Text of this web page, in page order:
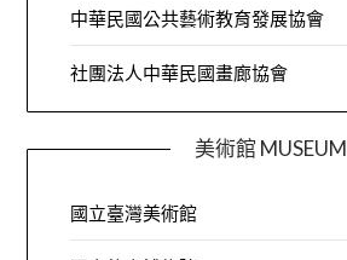
中華民國公共藝術教育發展協會
社團法人中華民國畫廊協會
美術館 MUSEUM
國立臺灣美術館